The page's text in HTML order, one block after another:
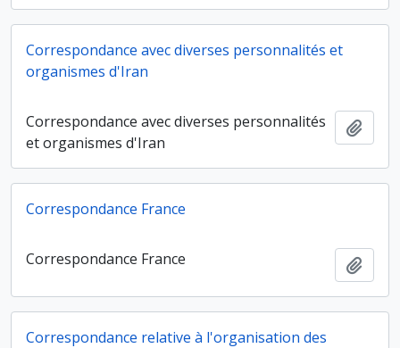
Correspondance avec diverses personnalités et
organismes d'Iran
Correspondance avec diverses personnalités
et organismes d'Iran
Correspondance France
Correspondance France
Correspondance relative à l'organisation des